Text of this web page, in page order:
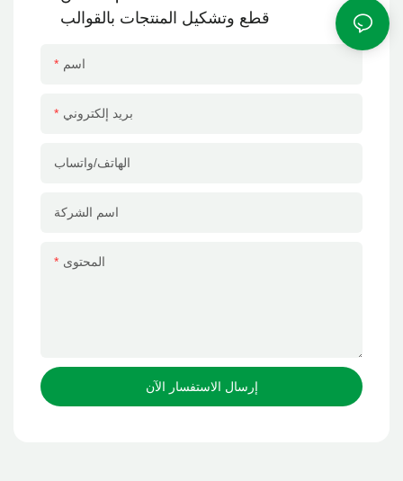
قطع وتشكيل المنتجات بالقوالب
اسم
بريد إلكتروني
الهاتف/واتساب
اسم الشركة
المحتوى
إرسال الاستفسار الآن